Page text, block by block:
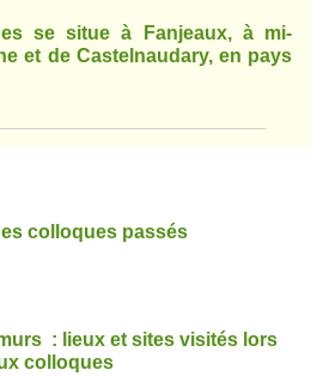
se situe à Fanjeaux, à mi-
et de Castelnaudary, en pays
colloques passés
: lieux et sites visités lors
colloques